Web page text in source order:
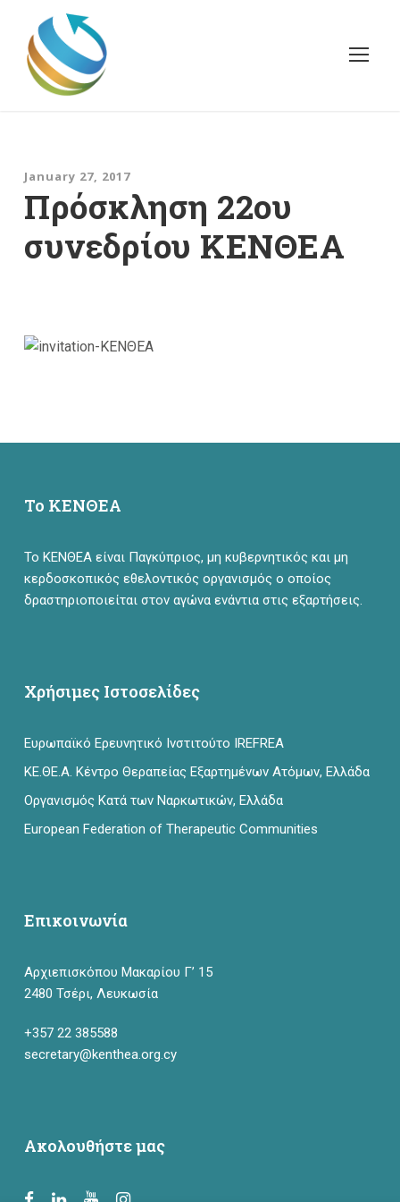
January 27, 2017
Πρόσκληση 22ου
συνεδρίου ΚΕΝΘΕΑ
Το ΚΕΝΘΕΑ
Το ΚΕΝΘΕΑ είναι Παγκύπριος, μη κυβερνητικός και μη
κερδοσκοπικός εθελοντικός οργανισμός ο οποίος
δραστηριοποιείται στον αγώνα ενάντια στις εξαρτήσεις.
Χρήσιμες Ιστοσελίδες
Ευρωπαϊκό Ερευνητικό Ινστιτούτο IREFREA
ΚΕ.ΘΕ.Α. Κέντρο Θεραπείας Εξαρτημένων Ατόμων, Ελλάδα
Οργανισμός Κατά των Ναρκωτικών, Ελλάδα
European Federation of Therapeutic Communities
Επικοινωνία
Αρχιεπισκόπου Μακαρίου Γ’ 15
2480 Τσέρι, Λευκωσία
+357 22 385588
secretary@kenthea.org.cy
Ακολουθήστε μας